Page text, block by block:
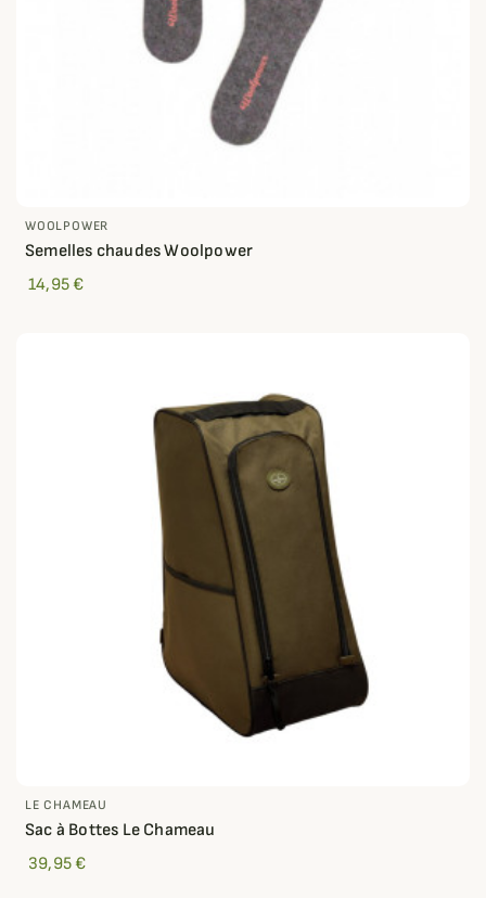
WOOLPOWER
Semelles chaudes Woolpower
14,95 €
LE CHAMEAU
Sac à Bottes Le Chameau
39,95 €